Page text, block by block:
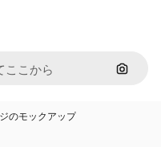
画像で
のモックアップ